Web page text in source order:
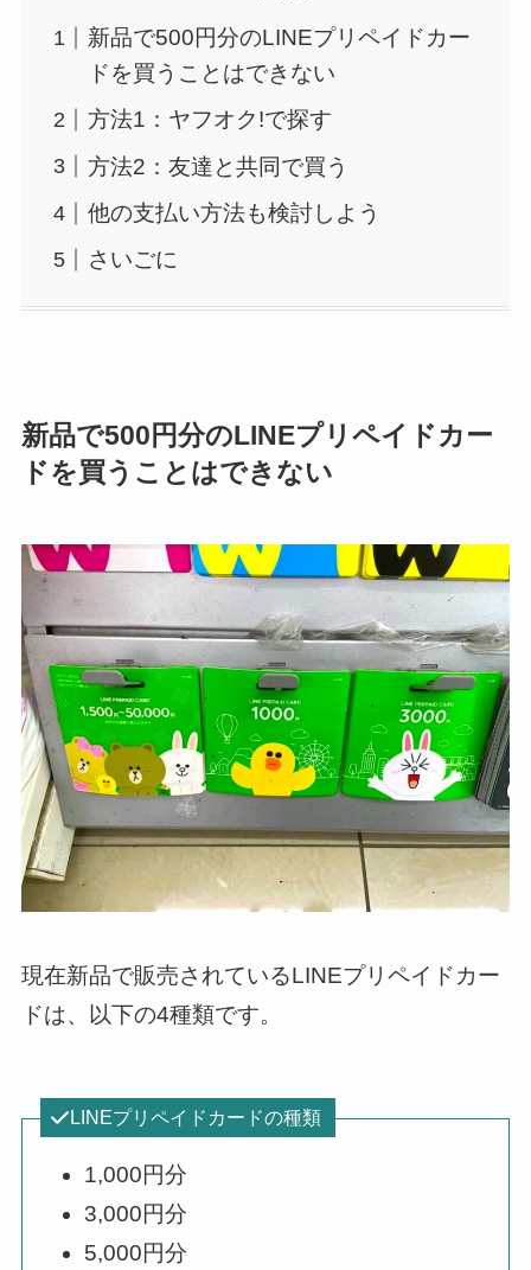
新品で500円分のLINEプリペイドカー
ドを買うことはできない
方法1：ヤフオク!で探す
方法2：友達と共同で買う
他の支払い方法も検討しよう
さいごに
新品で500円分のLINEプリペイドカー
ドを買うことはできない
現在新品で販売されているLINEプリペイドカー
ドは、以下の4種類です。
LINEプリペイドカードの種類
1,000円分
3,000円分
5,000円分